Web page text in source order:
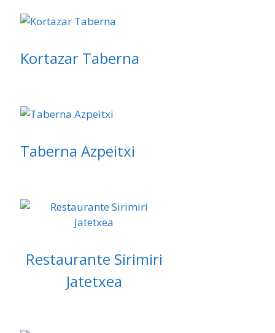
Kortazar Taberna
Taberna Azpeitxi
Restaurante Sirimiri
Jatetxea